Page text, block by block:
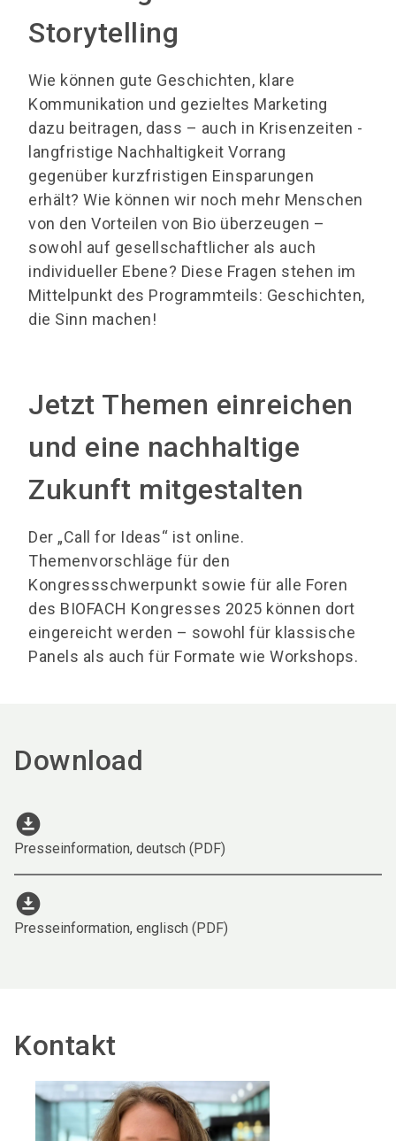
Storytelling
Wie können gute Geschichten, klare
Kommunikation und gezieltes Marketing
dazu beitragen, dass – auch in Krisenzeiten -
langfristige Nachhaltigkeit Vorrang
gegenüber kurzfristigen Einsparungen
erhält? Wie können wir noch mehr Menschen
von den Vorteilen von Bio überzeugen –
sowohl auf gesellschaftlicher als auch
individueller Ebene? Diese Fragen stehen im
Mittelpunkt des Programmteils: Geschichten,
die Sinn machen!
Jetzt Themen einreichen
und eine nachhaltige
Zukunft mitgestalten
Der „Call for Ideas“ ist online.
Themenvorschläge für den
Kongressschwerpunkt sowie für alle Foren
des BIOFACH Kongresses 2025 können dort
eingereicht werden – sowohl für klassische
Panels als auch für Formate wie Workshops.
Download
download_for_offline
Presseinformation, deutsch (PDF)
download_for_offline
Presseinformation, englisch (PDF)
Kontakt